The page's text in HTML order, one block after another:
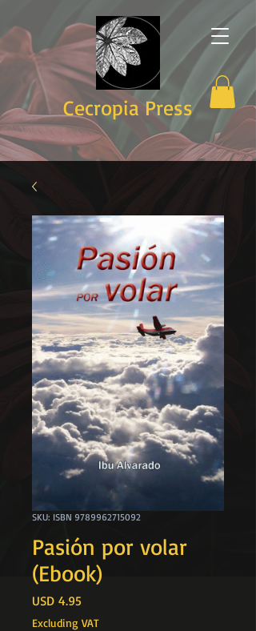
Cecropia Press
SKU: ISBN 9789962715092
Pasión por volar
(Ebook)
USD 4.95
Excluding VAT